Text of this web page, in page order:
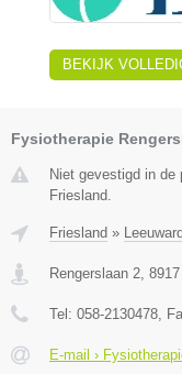
BEKIJK
Fysiotherapie
Niet gevestigd in de
Friesland.
Friesland »
Rengerslaan 2,
Tel: 058-2130478,
E-mail ›